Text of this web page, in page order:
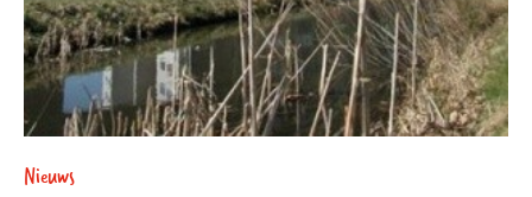
Nieuws